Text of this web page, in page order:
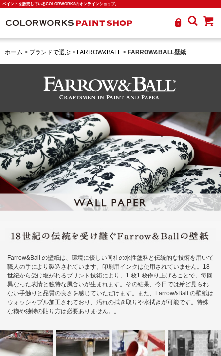
ペイントを販売しているCOLORWORKSのオンラインショップ。
ホーム > ブランドで選ぶ > FARROW&BALL > FARROW&BALL壁紙
Farrow&Ball の壁紙は、環境に優しい同社の水性塗料と伝統的な技術を用いて
職人の手により製造されています。印刷用インクは使用されていません。18
世紀から受け継がれるプリント技術により、1 枚1 枚作り上げることで、毎回
異なった表情と独特な風合いが生まれます。その結果、今日では殆ど見られ
ない手触りと品質の良さを感じていただけます。また、Farrow&Ball の壁紙は
ウォッシャブル加工されており、汚れの拭き取りや水拭きが可能です。特殊
な糊や独特の貼り方は必要ありません。。